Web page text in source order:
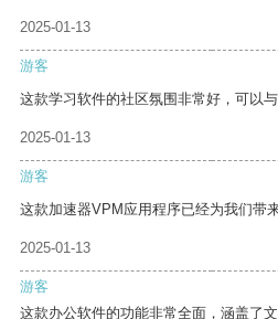
2025-01-13
游客
这款学习软件的社区氛围非常好，可以
2025-01-13
游客
这款加速器VPM应用程序已经为我们带
2025-01-13
游客
这款办公软件的功能非常全面，涵盖了